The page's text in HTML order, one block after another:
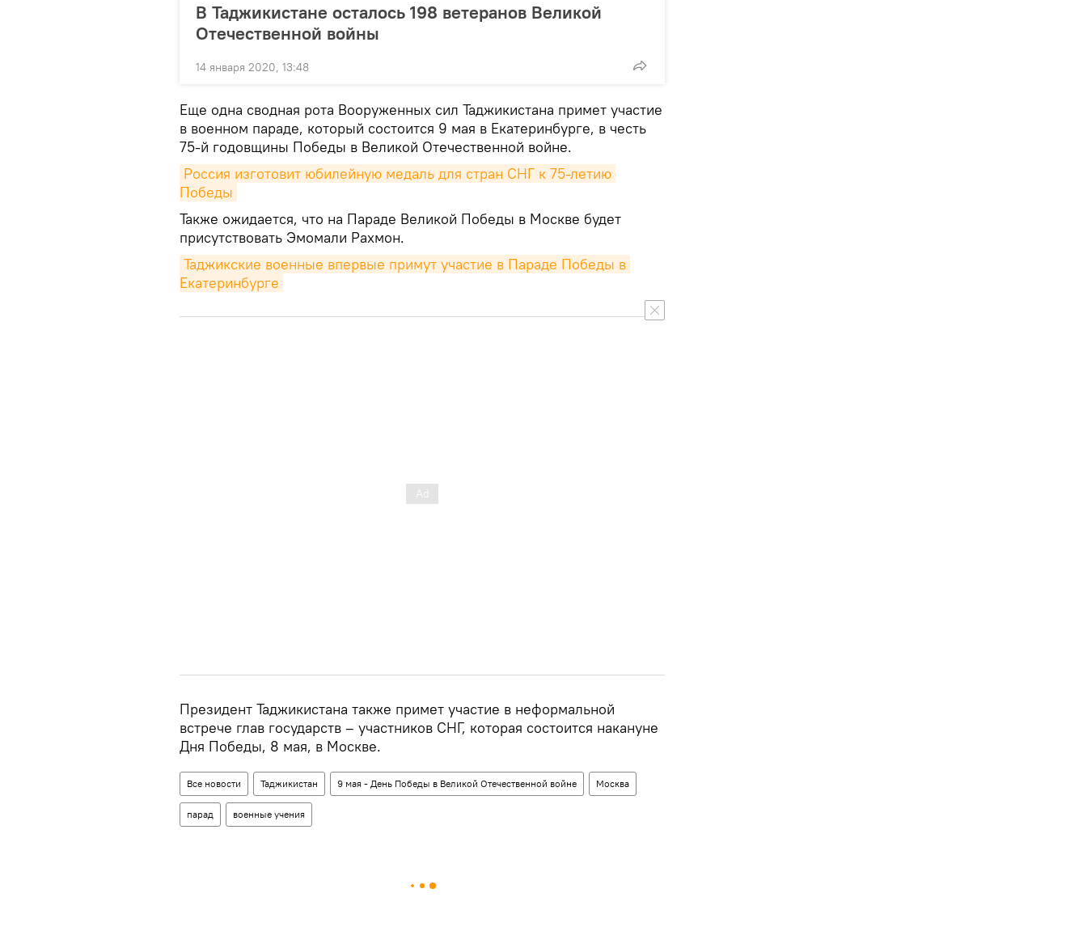
В Таджикистане осталось 198 ветеранов Великой
Отечественной войны
14 января 2020, 13:48
Еще одна сводная рота Вооруженных сил Таджикистана примет участие
в военном параде, который состоится 9 мая в Екатеринбурге, в честь
75-й годовщины Победы в Великой Отечественной войне.
Россия изготовит юбилейную медаль для стран СНГ к 75-летию
Победы
Также ожидается, что на Параде Великой Победы в Москве будет
присутствовать Эмомали Рахмон.
Таджикские военные впервые примут участие в Параде Победы в
Екатеринбурге
Президент Таджикистана также примет участие в неформальной
встрече глав государств – участников СНГ, которая состоится накануне
Дня Победы, 8 мая, в Москве.
Все новости Таджикистан 9 мая - День Победы в Великой Отечественной войне Москва
парад военные учения